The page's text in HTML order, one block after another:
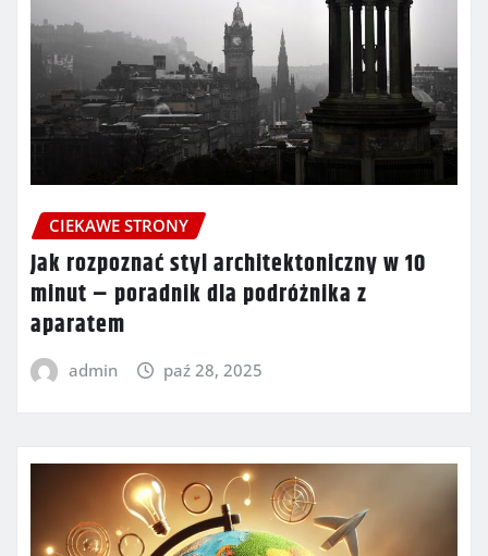
CIEKAWE STRONY
Jak rozpoznać styl architektoniczny w 10
minut – poradnik dla podróżnika z
aparatem
admin paź 28, 2025